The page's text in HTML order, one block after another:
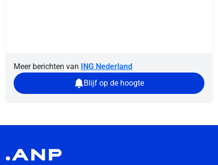
Meer berichten van ING Nederland
Blijf op de hoogte